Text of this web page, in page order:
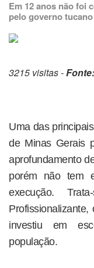
Em 12 anos não foi
pelo governo
3215 visitas -Fonte:
Uma das
de Minas Gerais
aprofundamento
porém não tem
execução.
investiu em
população.